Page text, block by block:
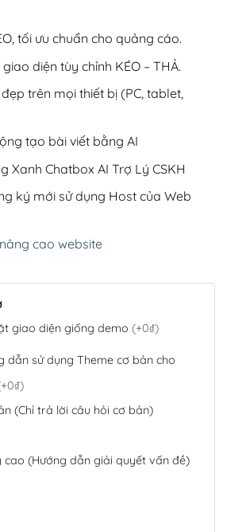
tối ưu chuẩn cho quảng cáo.
diện tùy chỉnh KÉO – THẢ.
trên mọi thiết bị (PC, tablet,
tạo bài viết bằng AI
Xanh Chatbox AI Trợ Lý CSKH
ký mới sử dụng Host của Web
cao website
giao diện giống demo (+0₫)
dẫn sử dụng Theme cơ bản cho
(Chỉ trả lời câu hỏi cơ bản)
cao (Hướng dẫn giải quyết vấn đề)